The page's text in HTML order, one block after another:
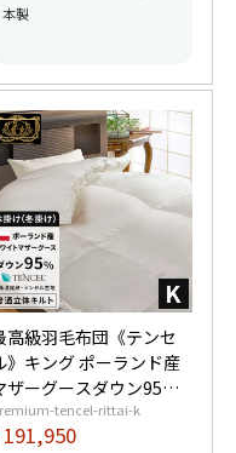
本製
高級羽毛布団《テンセ
》キング ポーランド産
ザーグースダウン95%
以上) 羽毛量2.0kg
6つ星プレミアムゴール
tencel-rittai-k
191,950